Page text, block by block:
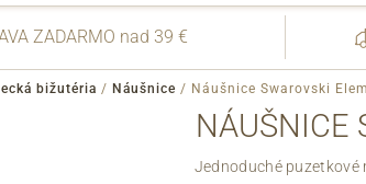
ZADARMO nad 39 €
bižutéria / Náušnice / Náušnice Swarovski
NÁUŠNICE
Jednoduché puzetkové